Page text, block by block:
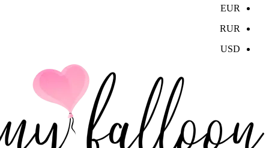
EUR
RUR
USD